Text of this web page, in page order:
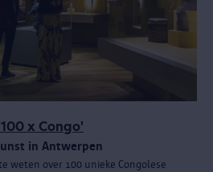
x Congo'
in Antwerpen
weten over 100 unieke Congolese